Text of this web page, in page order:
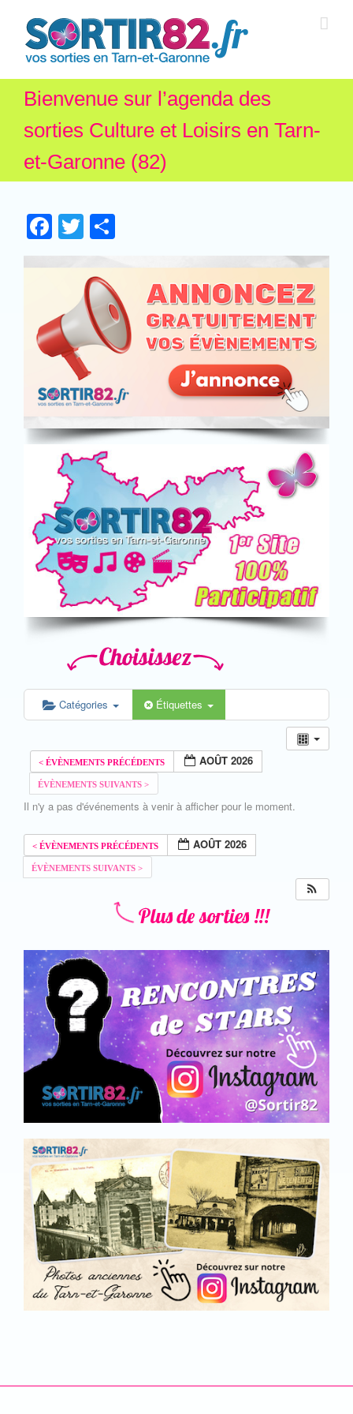
Bienvenue sur l’agenda des
sorties Culture et Loisirs en Tarn-
et-Garonne (82)
Facebook
Twitter
Catégories Étiquettes
AOÛT 2026
Il n'y a pas d'événements à venir à afficher pour le moment.
AOÛT 2026